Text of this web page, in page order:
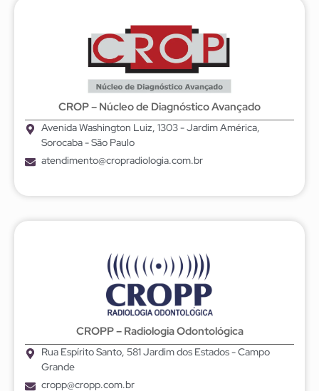
CROP – Núcleo de Diagnóstico Avançado
Avenida Washington Luiz, 1303 - Jardim América,
Sorocaba - São Paulo
atendimento@cropradiologia.com.br
CROPP – Radiologia Odontológica
Rua Espírito Santo, 581 Jardim dos Estados - Campo
Grande
cropp@cropp.com.br